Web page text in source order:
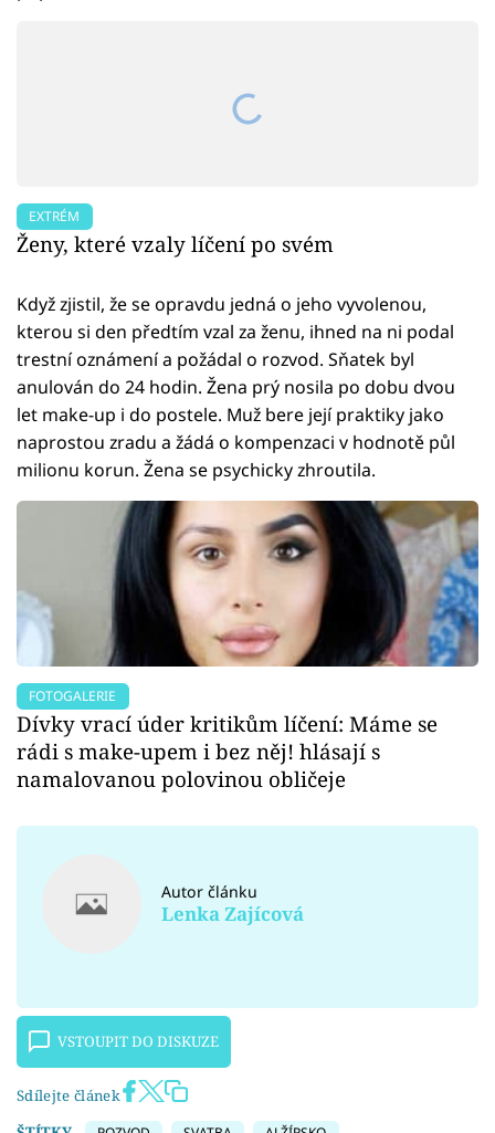
EXTRÉM
Ženy, které vzaly líčení po svém
Když zjistil, že se opravdu jedná o jeho vyvolenou,
kterou si den předtím vzal za ženu, ihned na ni podal
trestní oznámení a požádal o rozvod. Sňatek byl
anulován do 24 hodin. Žena prý nosila po dobu dvou
let make-up i do postele. Muž bere její praktiky jako
naprostou zradu a žádá o kompenzaci v hodnotě půl
milionu korun. Žena se psychicky zhroutila.
FOTOGALERIE
Dívky vrací úder kritikům líčení: Máme se
rádi s make-upem i bez něj! hlásají s
namalovanou polovinou obličeje
Autor článku
Lenka Zajícová
VSTOUPIT DO DISKUZE
Sdílejte článek